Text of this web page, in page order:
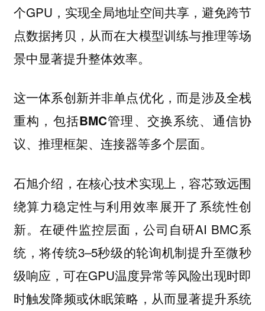
个GPU，实现全局地址空间共享，避免跨节
点数据拷贝，从而在大模型训练与推理等场
景中显著提升整体效率。
这一体系创新并非单点优化，而是涉及全栈
重构，包括BMC管理、交换系统、通信协
议、推理框架、连接器等多个层面。
石旭介绍，在核心技术实现上，容芯致远围
绕算力稳定性与利用效率展开了系统性创
新。在硬件监控层面，公司自研AI BMC系
统，将传统3–5秒级的轮询机制提升至微秒
级响应，可在GPU温度异常等风险出现时即
时触发降频或休眠策略，从而显著提升系统